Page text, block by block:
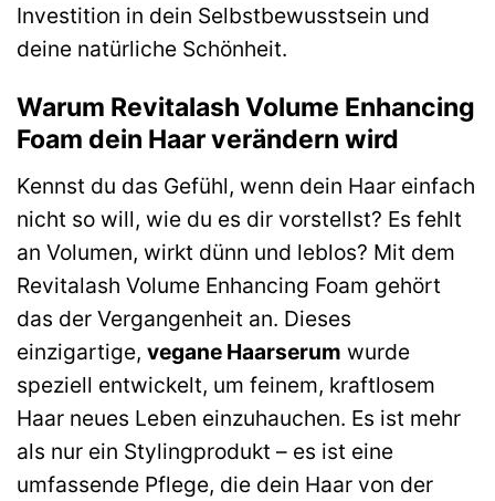
Investition in dein Selbstbewusstsein und
deine natürliche Schönheit.
Warum Revitalash Volume Enhancing
Foam dein Haar verändern wird
Kennst du das Gefühl, wenn dein Haar einfach
nicht so will, wie du es dir vorstellst? Es fehlt
an Volumen, wirkt dünn und leblos? Mit dem
Revitalash Volume Enhancing Foam gehört
das der Vergangenheit an. Dieses
einzigartige, vegane Haarserum wurde
speziell entwickelt, um feinem, kraftlosem
Haar neues Leben einzuhauchen. Es ist mehr
als nur ein Stylingprodukt – es ist eine
umfassende Pflege, die dein Haar von der